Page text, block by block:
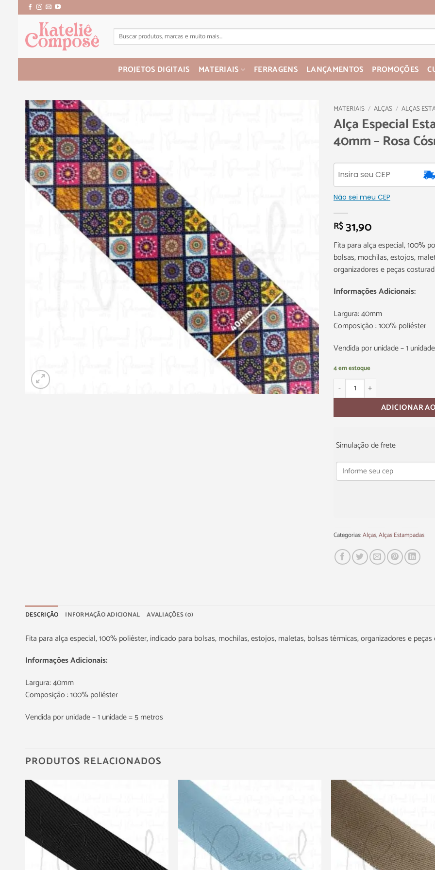
PROJETOS DIGITAIS MATERIAIS FERRAGENS LANÇAMENTOS PROMOÇÕES
MATERIAIS / ALÇAS / ALÇAS
Alça Especial
40mm – Rosa
Não sei meu CEP
R$31,90
Fita para alça especial, 100%
bolsas, mochilas, estojos,
organizadores e peças
Informações Adicionais:
Largura: 40mm
Composição : 100% poliéster
Vendida por unidade – 1
4 em estoque
ADICIONAR
Simulação de frete
Categorias:Alças,Alças Estampadas
DESCRIÇÃO INFORMAÇÃO ADICIONAL AVALIAÇÕES (0)
Fita para alça especial, 100% poliéster, indicado para bolsas, mochilas, estojos, maletas, bolsas térmicas, organizadores e
Informações Adicionais:
Largura: 40mm
Composição : 100% poliéster
Vendida por unidade – 1 unidade = 5 metros
PRODUTOS RELACIONADOS